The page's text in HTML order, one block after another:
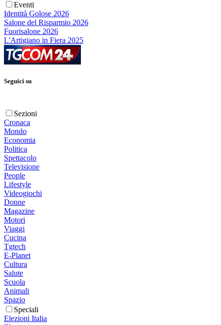
Eventi
Identità Golose 2026
Salone del Risparmio 2026
Fuorisalone 2026
L'Artigiano in Fiera 2025
Seguici su
Sezioni
Cronaca
Mondo
Economia
Politica
Spettacolo
Televisione
People
Lifestyle
Videogiochi
Donne
Magazine
Motori
Viaggi
Cucina
Tgtech
E-Planet
Cultura
Salute
Scuola
Animali
Spazio
Speciali
Elezioni Italia